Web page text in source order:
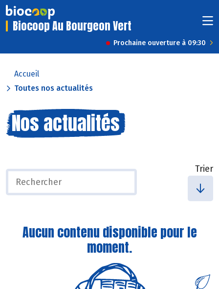
Biocoop Au Bourgeon Vert
Prochaine ouverture à 09:30
Accueil
Toutes nos actualités
Nos actualités
Trier
Aucun contenu disponible pour le
moment.